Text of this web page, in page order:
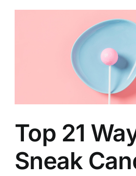
Top 21
Sneak